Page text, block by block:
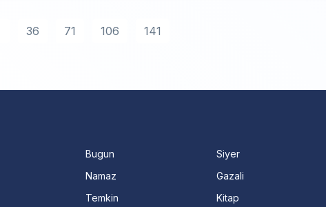
36 71 106 141
Bugun
Namaz
Temkin
Siyer
Gazali
Kitap